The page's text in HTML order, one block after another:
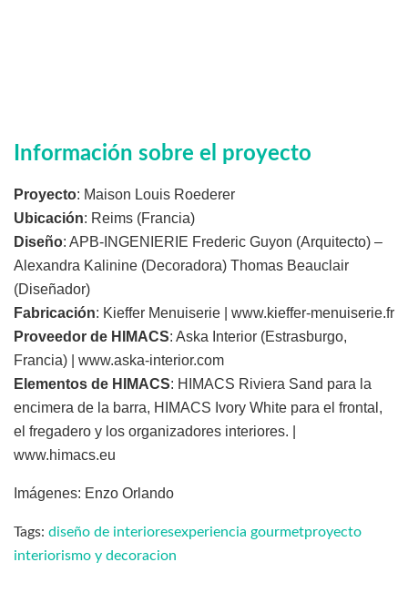
Información sobre el proyecto
Proyecto: Maison Louis Roederer
Ubicación: Reims (Francia)
Diseño: APB-INGENIERIE Frederic Guyon (Arquitecto) –
Alexandra Kalinine (Decoradora) Thomas Beauclair
(Diseñador)
Fabricación: Kieffer Menuiserie | www.kieffer-menuiserie.fr
Proveedor de HIMACS: Aska Interior (Estrasburgo,
Francia) | www.aska-interior.com
Elementos de HIMACS: HIMACS Riviera Sand para la
encimera de la barra, HIMACS Ivory White para el frontal,
el fregadero y los organizadores interiores. |
www.himacs.eu
Imágenes: Enzo Orlando
Tags: diseño de interioresexperiencia gourmetproyecto
interiorismo y decoracion